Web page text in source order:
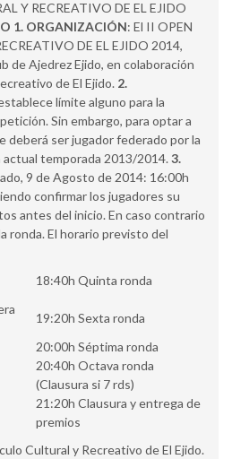
Y RECREATIVO DE EL EJIDO
1. ORGANIZACIÓN: El II OPEN
DE EL EJIDO 2014,
de Ajedrez Ejido, en colaboración
de El Ejido. 2.
límite alguno para la
Sin embargo, para optar a
deberá ser jugador federado por la
actual temporada 2013/2014.3.
9 de Agosto de 2014: 16:00h
confirmar los jugadores su
antes del inicio. En caso contrario
ronda. El horario previsto del
18:40h Quinta ronda
19:20h Sexta ronda
20:00h Séptima ronda
20:40h Octava ronda
(Clausura si 7 rds)
21:20h Clausura y entrega de
premios
Cultural y Recreativo de El Ejido.